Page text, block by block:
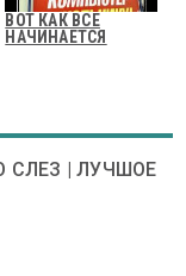
ВОТ КАК ВСЕ
НАЧИНАЕТСЯ
СЛЕЗ | ЛУЧШОЕ